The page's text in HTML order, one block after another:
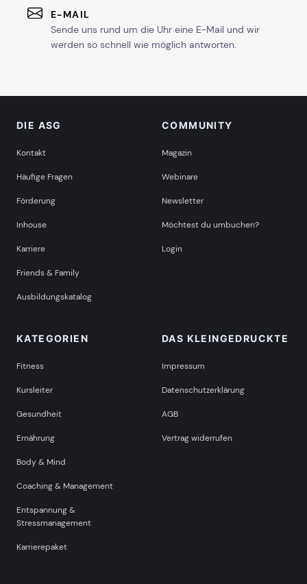
E-MAIL
Sende uns rund um die Uhr eine E-Mail und wir
werden so schnell wie möglich antworten.
DIE ASG
Kontakt
Häufige Fragen
Förderung
Inhouse
Karriere
Friends & Family
Ausbildungskatalog
COMMUNITY
Magazin
Webinare
Newsletter
Möchtest du umbuchen?
Login
KATEGORIEN
Fitness
Kursleiter
Gesundheit
Ernährung
Body & Mind
Coaching & Management
Entspannung &
Stressmanagement
Karrierepaket
DAS KLEINGEDRUCKTE
Impressum
Datenschutzerklärung
AGB
Vertrag widerrufen